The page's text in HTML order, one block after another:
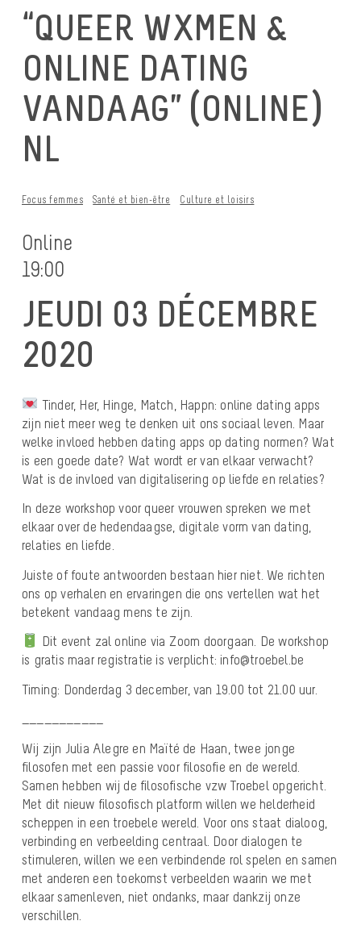
“QUEER WXMEN &
ONLINE DATING
VANDAAG” (ONLINE)
NL
Focus femmes Santé et bien-être Culture et loisirs
Online
19:00
JEUDI 03 DÉCEMBRE
2020
Tinder, Her, Hinge, Match, Happn: online dating apps
zijn niet meer weg te denken uit ons sociaal leven. Maar
welke invloed hebben dating apps op dating normen? Wat
is een goede date? Wat wordt er van elkaar verwacht?
Wat is de invloed van digitalisering op liefde en relaties?
In deze workshop voor queer vrouwen spreken we met
elkaar over de hedendaagse, digitale vorm van dating,
relaties en liefde.
Juiste of foute antwoorden bestaan hier niet. We richten
ons op verhalen en ervaringen die ons vertellen wat het
betekent vandaag mens te zijn.
Dit event zal online via Zoom doorgaan. De workshop
is gratis maar registratie is verplicht: info@troebel.be
Timing: Donderdag 3 december, van 19.00 tot 21.00 uur.
Wij zijn Julia Alegre en Maïté de Haan, twee jonge
filosofen met een passie voor filosofie en de wereld.
Samen hebben wij de filosofische vzw Troebel opgericht.
Met dit nieuw filosofisch platform willen we helderheid
scheppen in een troebele wereld. Voor ons staat dialoog,
verbinding en verbeelding centraal. Door dialogen te
stimuleren, willen we een verbindende rol spelen en samen
met anderen een toekomst verbeelden waarin we met
elkaar samenleven, niet ondanks, maar dankzij onze
verschillen.